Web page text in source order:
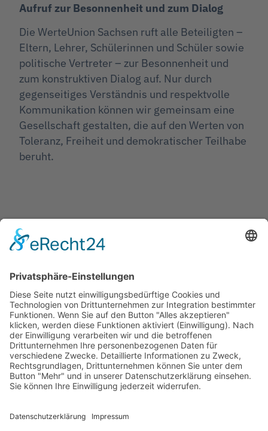
Aufruf zur Besonnenheit und zum Dialog
Die WerteUnion Sachsen ruft alle Beteiligten –
Eltern, Lehrer, Schülerinnen und Schüler sowie
politische Vertreter – zur Besonnenheit und
zum konstruktiven Dialog auf. Nur durch
gegenseitiges Verständnis und respektvolle
Kommunikation können wir gemeinsam eine
Gesellschaft gestalten, die auf den Werten von
Toleranz, Freiheit und demokratischer Teilhabe
beruht.
Jetzt teilen
Facebook Twitter
Pinterest WhatsApp Telegram
XING Email